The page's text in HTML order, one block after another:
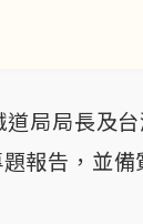
局局長及
報告，並備